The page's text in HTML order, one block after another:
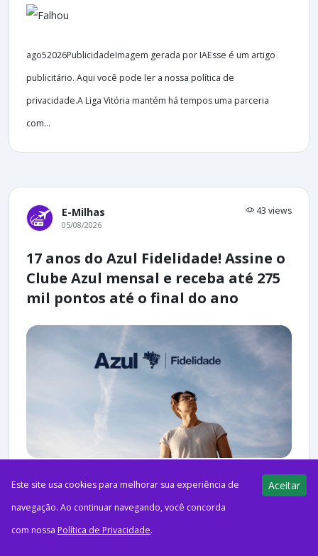
ago52026PublicidadeImagem gerada por IAEsse é um artigo
publicitário. Aqui você pode ler a nossa política de
privacidade.A Liga Vitória mantém há tempos uma parceria
com...
E-Milhas 43 views
05/08/2026
17 anos do Azul Fidelidade! Assine o
Clube Azul mensal e receba até 275
mil pontos até o final do ano
ago52026Azul FidelidadeCréditos: FreepikQuer acelerar o
acúmulo de pontos nos próximos meses? Em comemoração
aos 17 anos, o Azul Fidelidade lançou uma nova campanha de
Este site usa cookies para melhorar sua experiência de
navegação. Ao continuar navegando, você concorda
com nossa Política de Privacidade.
Aceitar